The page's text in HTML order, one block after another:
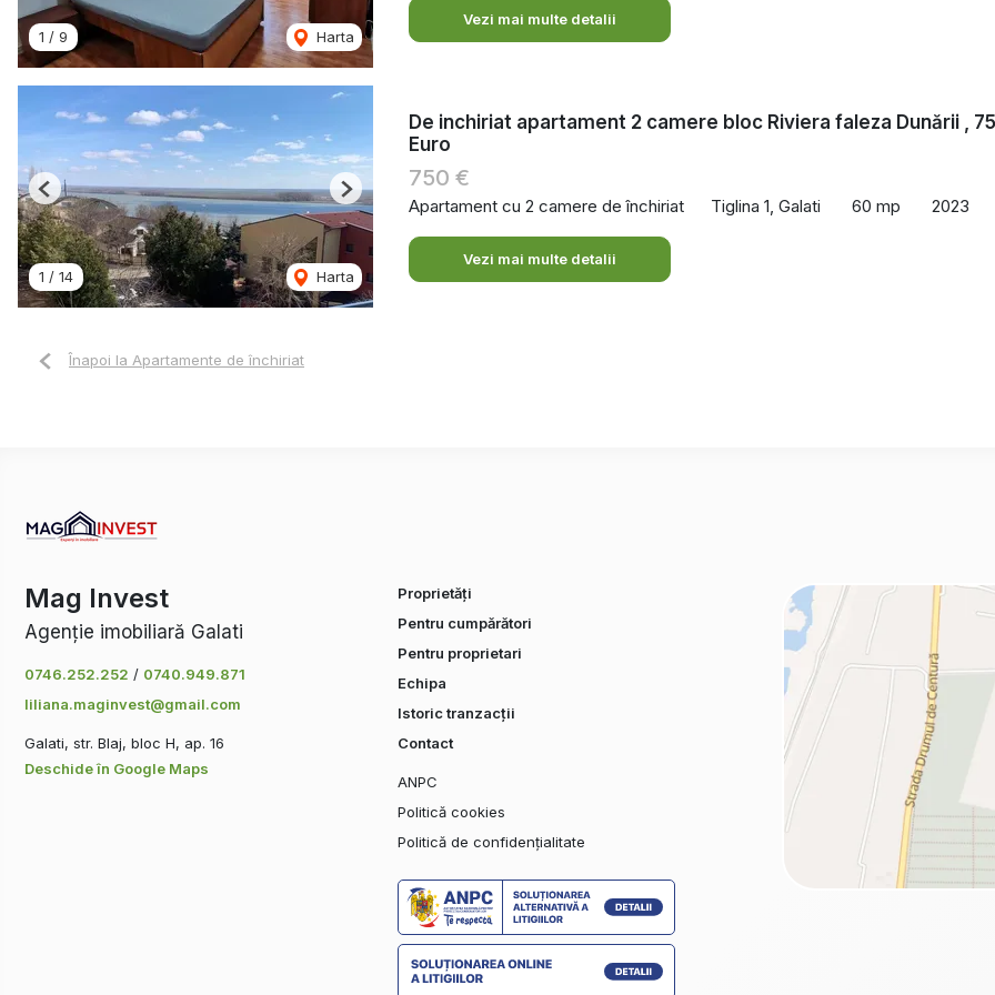
1 / 9 Harta
Vezi mai multe detalii
1 / 14 Harta
Previous Next
De inchiriat apartament 2 camere bloc Riviera faleza Dunării ,
Euro
750 €
Apartament cu 2 camere de închiriat Tiglina 1, Galati 60 mp 2023
Vezi mai multe detalii
Înapoi la Apartamente de închiriat
Mag Invest
Agenție imobiliară Galati
0746.252.252 / 0740.949.871
liliana.maginvest@gmail.com
Galati, str. Blaj, bloc H, ap. 16
Deschide în Google Maps
Proprietăți
Pentru cumpărători
Pentru proprietari
Echipa
Istoric tranzacții
Contact
ANPC
Politică cookies
Politică de confidențialitate